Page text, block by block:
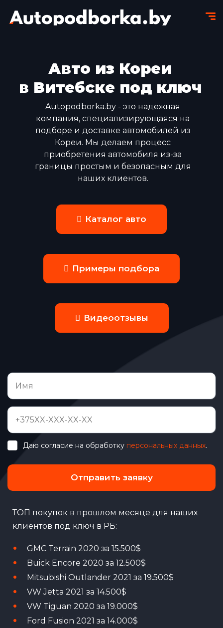
Авто из Кореи
в Витебске под ключ
Autopodborka.by - это надежная
компания, специализирующаяся на
подборе и доставке автомобилей из
Кореи. Мы делаем процесс
приобретения автомобиля из-за
границы простым и безопасным для
наших клиентов.
Каталог авто
Примеры подбора
Видеоотзывы
Даю согласие на обработку персональных данных.
Отправить заявку
ТОП покупок в прошлом месяце для наших
клиентов под ключ в РБ:
GMC Terrain 2020 за 15.500$
Buick Encore 2020 за 12.500$
Mitsubishi Outlander 2021 за 19.500$
VW Jetta 2021 за 14.500$
VW Tiguan 2020 за 19.000$
Ford Fusion 2021 за 14.000$